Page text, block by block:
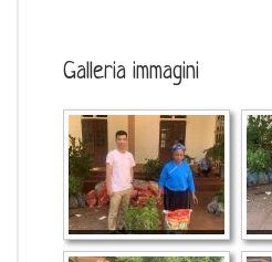
Galleria immagini